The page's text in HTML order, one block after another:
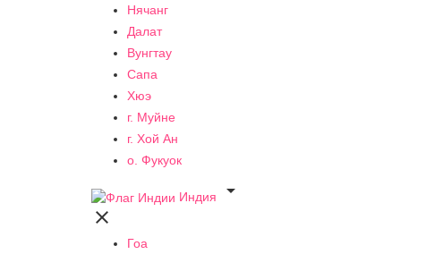
Нячанг
Далат
Вунгтау
Сапа
Хюэ
г. Муйне
г. Хой Ан
о. Фукуок
Индия


Гоа